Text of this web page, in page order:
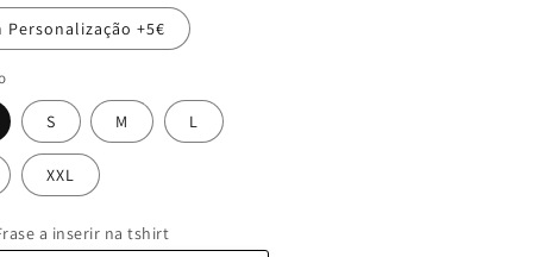
Personalização +5€
S M L
XXL
a inserir na tshirt